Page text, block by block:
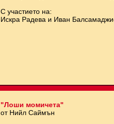
С участието на:
Искра Радева и Иван
"Лоши момичета"
от Нийл Саймън